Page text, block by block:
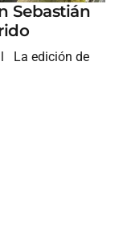
Sebastián
La edición de